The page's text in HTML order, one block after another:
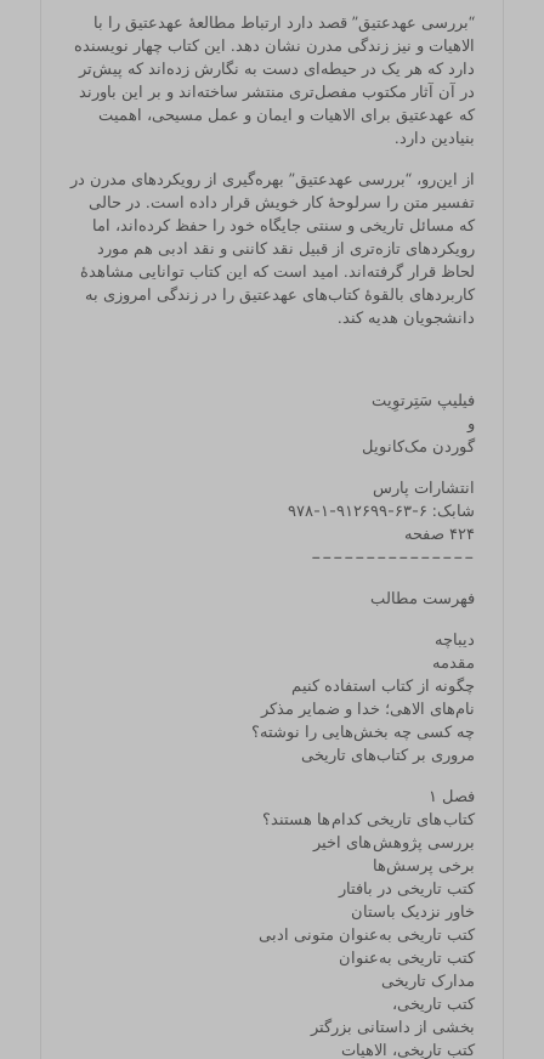
“بررسی عهدعتیق” قصد دارد ارتباط مطالعۀ عهدعتیق را با
الاهیات و نیز زندگی مدرن نشان دهد. این کتاب چهار نویسنده
دارد که هر یک در حیطه‌ای دست به نگارش زده‌اند که پیش‌تر
در آن آثار مکتوب مفصل‌تری منتشر ساخته‌اند و بر این باورند
که عهدعتیق برای الاهیات و ایمان و عمل مسیحی، اهمیت
بنیادین دارد.
از این‌رو، “بررسی عهدعتیق” بهره‌گیری از رویکردهای مدرن در
تفسیر متن را سرلوحۀ کار خویش قرار داده است. در حالی
که مسائل تاریخی و سنتی جایگاه خود را حفظ کرده‌اند، اما
رویکردهای تازه‌تری از قبیل نقد کاننی و نقد ادبی هم مورد
لحاظ قرار گرفته‌اند. امید است که این کتاب توانایی مشاهدۀ
کاربردهای بالقوۀ کتاب‌های عهدعتیق را در زندگی امروزی به
دانشجویان هدیه کند.
فیلیپ سَتِرتوِیت
و
گوردن مک‌کانویل
انتشارات پارس
شابک: ۶-۶۳-۹۱۲۶۹۹-‏۱-‏۹۷۸
۴۲۴ صفحه
−−−−−−−−−−−−−−−
فهرست مطالب
دیباچه
مقدمه
چگونه از کتاب استفاده کنیم
نام‌های الاهی؛ خدا و ضمایر مذکر
چه کسی چه بخش‌هایی را نوشته؟
مروری بر کتاب‌های تاریخی
فصل ۱
کتاب‌ های تاریخی کدام ‌ها هستند؟
بررسی پژوهش‌ های اخیر
برخی پرسش‌ها
کتب تاریخی در بافتار
خاور نزدیک باستان
کتب تاریخی به‌عنوان متونی ادبی
کتب تاریخی به‌عنوان
مدارک تاریخی
کتب تاریخی،
بخشی از داستانی بزرگتر
کتب تاریخی، الاهیات